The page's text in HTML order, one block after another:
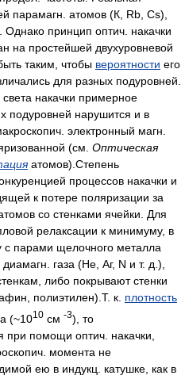
парамагн. атомов (К, Rb, Cs),
принцип оптич. накачки
на простейшей двухуровневой
таким, чтобы вероятности его
для разных подуровней.
накачки примерное
подуровней нарушится и в
электронный магн.
(см. Оптическая
атомов).Степень
процессов накачки и
к потере поляризации за
со стенками ячейки. Для
релаксации к минимуму, в
парами щелочного металла
газа (Не, Аг, N и т. д.),
либо покрывают стенки
полиэтилен).Т. к. плотность
(~1010 см -3), то
при помощи оптич. накачки,
момента не
ею в индукц. катушке, как в